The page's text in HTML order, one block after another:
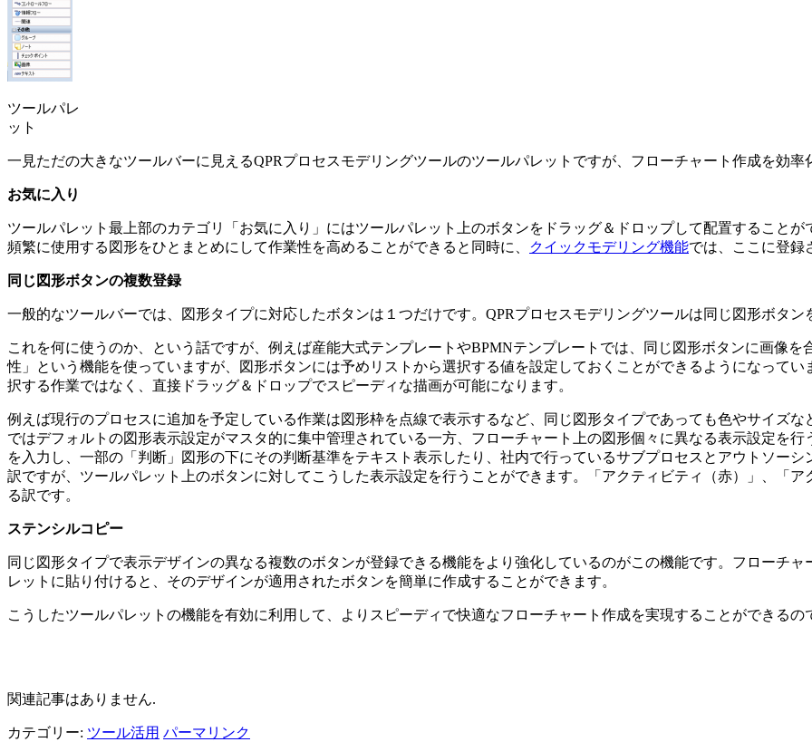
ツールパレ
ット
一見ただの大きなツールバーに見えるQPRプロセスモデリングツールのツールパレットですが、フローチャート作成を効率
お気に入り
ツールパレット最上部のカテゴリ「お気に入り」にはツールパレット上のボタンをドラッグ＆ドロップして配置することが
頻繁に使用する図形をひとまとめにして作業性を高めることができると同時に、
クイックモデリング機能では、ここに登録
同じ図形ボタンの複数登録
一般的なツールバーでは、図形タイプに対応したボタンは１つだけです。QPRプロセスモデリングツールは同じ図形ボタン
これを何に使うのか、という話ですが、例えば産能大式テンプレートやBPMNテンプレートでは、同じ図形ボタンに画像
性」という機能を使っていますが、図形ボタンには予めリストから選択する値を設定しておくことができるようになって
択する作業ではなく、直接ドラッグ＆ドロップでスピーディな描画が可能になります。
例えば現行のプロセスに追加を予定している作業は図形枠を点線で表示するなど、同じ図形タイプであっても色やサイズ
ではデフォルトの図形表示設定がマスタ的に集中管理されている一方、フローチャート上の図形個々に異なる表示設定を
を入力し、一部の「判断」図形の下にその判断基準をテキスト表示したり、社内で行っているサブプロセスとアウトソー
訳ですが、ツールパレット上のボタンに対してこうした表示設定を行うことができます。「アクティビティ（赤）」、「
る訳です。
ステンシルコピー
同じ図形タイプで表示デザインの異なる複数のボタンが登録できる機能をより強化しているのがこの機能です。フローチ
レットに貼り付けると、そのデザインが適用されたボタンを簡単に作成することができます。
こうしたツールパレットの機能を有効に利用して、よりスピーディで快適なフローチャート作成を実現することができるの
関連記事はありません.
カテゴリー: ツール活用 パーマリンク